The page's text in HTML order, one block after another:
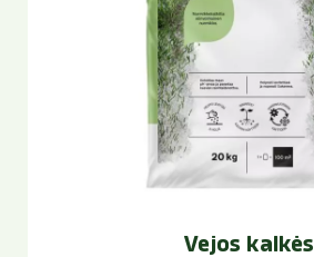
Vejos kalkės